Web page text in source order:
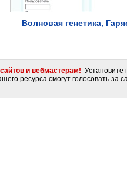
Волновая генетика,
и вебмастерам! Установите
ресурса смогут голосовать за